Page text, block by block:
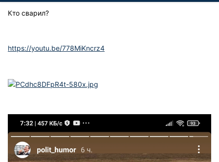
Кто сварил?
https://youtu.be/778MiKncrz4